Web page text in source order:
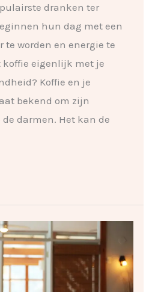
dranken ter
hun dag met een
te worden en energie te
koffie eigenlijk met je
Koffie en je
bekend om zijn
darmen. Het kan de